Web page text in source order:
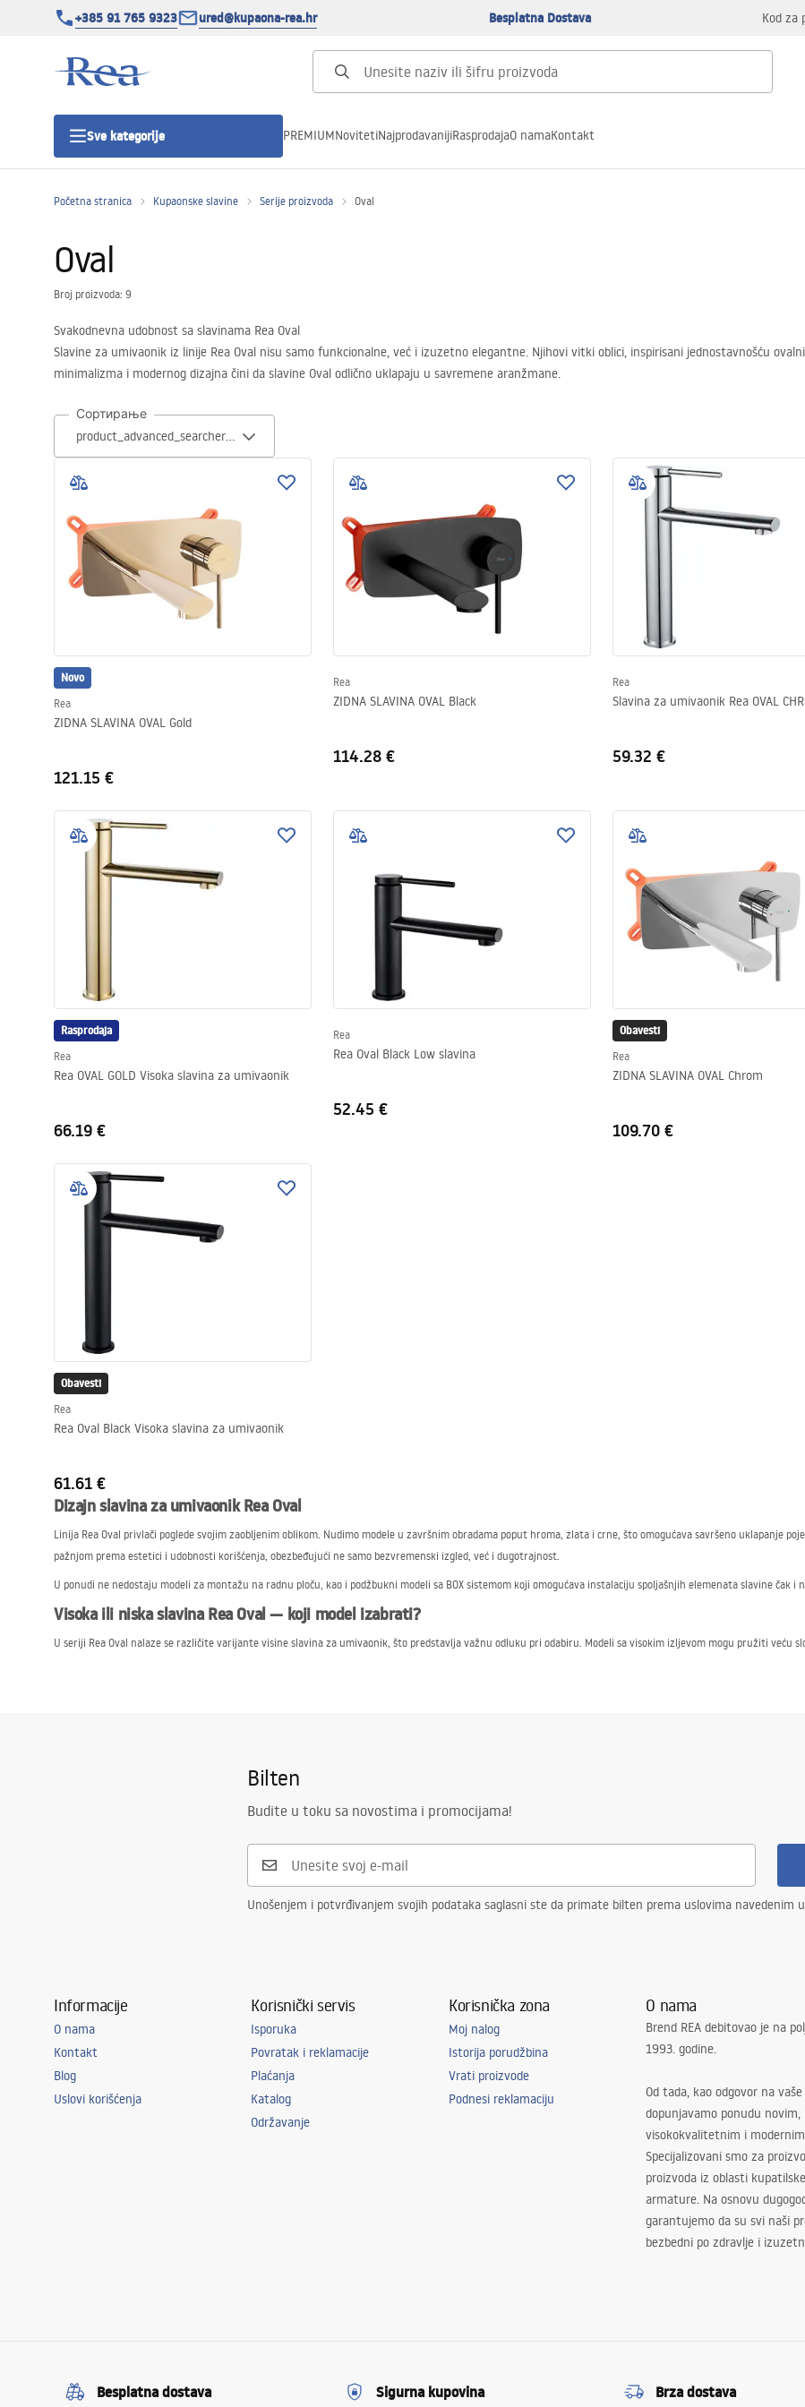
+385 91 765 9323 ured@kupaona-rea.hr Besplatna Dostava Kod za
Sve kategorije
Tuš vrata
Linearni odvodi
Zahodi, toaleti
Kade i paravani
Miješalice, pipe, slavine
Kupaonski pribor
PREMIUMNovitetiNajprodavanijiRasprodajaO namaKontakt
Početna stranica Kupaonske slavine Serije proizvoda Oval
Oval
Broj proizvoda: 9
Svakodnevna udobnost sa slavinama Rea Oval
Slavine za umivaonik iz linije Rea Oval nisu samo funkcionalne, već i izuzetno elegantne. Njihovi vitki oblici, inspirisani jednostavnošću
minimalizma i modernog dizajna čini da slavine Oval odlično uklapaju u savremene aranžmane.
Сортирање
Novo
Rea
ZIDNA SLAVINA OVAL Gold
121.15 €
Rea
ZIDNA SLAVINA OVAL Black
114.28 €
Rea
Slavina za umivaonik Rea OVAL
59.32 €
Rasprodaja
Rea
Rea OVAL GOLD Visoka slavina za umivaonik
66.19 €
Rea
Rea Oval Black Low slavina
52.45 €
Obavesti
Rea
ZIDNA SLAVINA OVAL Chrom
109.70 €
Obavesti
Rea
Rea Oval Black Visoka slavina za umivaonik
61.61 €
Dizajn slavina za umivaonik Rea Oval
Linija Rea Oval privlači poglede svojim zaobljenim oblikom. Nudimo modele u završnim obradama poput hroma, zlata i crne, što omogućava savršeno uklapanje
pažnjom prema estetici i udobnosti korišćenja, obezbeđujući ne samo bezvremenski izgled, već i dugotrajnost.
U ponudi ne nedostaju modeli za montažu na radnu ploču, kao i podžbukni modeli sa BOX sistemom koji omogućava instalaciju spoljašnjih elemenata slavine čak i
Visoka ili niska slavina Rea Oval — koji model izabrati?
U seriji Rea Oval nalaze se različite varijante visine slavina za umivaonik, što predstavlja važnu odluku pri odabiru. Modeli sa visokim izljevom mogu pružiti veću
Pozivamo vas da otkrijete široku paletu slavina za umivaonik iz serije Rea Oval u internet prodavnici Kupatilo Rea.
Bilten
Budite u toku sa novostima i promocijama!
Unošenjem i potvrđivanjem svojih podataka saglasni ste da primate bilten prema uslovima navedenim u
Informacije
O nama
Kontakt
Blog
Uslovi korišćenja
Korisnički servis
Isporuka
Povratak i reklamacije
Plaćanja
Katalog
Održavanje
Korisnička zona
Moj nalog
Istorija porudžbina
Vrati proizvode
Podnesi reklamaciju
O nama
Brend REA debitovao je na
1993. godine.
Od tada, kao odgovor na
dopunjavamo ponudu novim,
visokokvalitetnim i
Specijalizovani smo za
proizvoda iz oblasti
armature. Na osnovu
garantujemo da su svi naši
bezbedni po zdravlje i
Besplatna dostava Sigurna kupovina Brza dostava